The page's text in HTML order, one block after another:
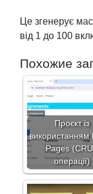
Це згенерує
від 1 до 100
Похожие
Проєкт із
використанням
Pages
операції)